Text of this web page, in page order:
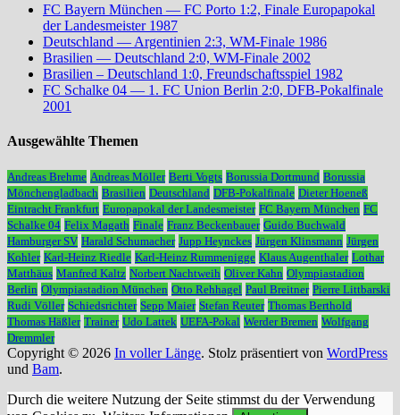
FC Bayern München — FC Porto 1:2, Finale Europapokal
der Landesmeister 1987
Deutschland — Argentinien 2:3, WM-Finale 1986
Brasilien — Deutschland 2:0, WM-Finale 2002
Brasilien – Deutschland 1:0, Freundschaftsspiel 1982
FC Schalke 04 — 1. FC Union Berlin 2:0, DFB-Pokalfinale
2001
Ausgewählte Themen
Andreas Brehme Andreas Möller Berti Vogts Borussia Dortmund Borussia
Mönchengladbach Brasilien Deutschland DFB-Pokalfinale Dieter Hoeneß
Eintracht Frankfurt Europapokal der Landesmeister FC Bayern München FC
Schalke 04 Felix Magath Finale Franz Beckenbauer Guido Buchwald
Hamburger SV Harald Schumacher Jupp Heynckes Jürgen Klinsmann Jürgen
Kohler Karl-Heinz Riedle Karl-Heinz Rummenigge Klaus Augenthaler Lothar
Matthäus Manfred Kaltz Norbert Nachtweih Oliver Kahn Olympiastadion
Berlin Olympiastadion München Otto Rehhagel Paul Breitner Pierre Littbarski
Rudi Völler Schiedsrichter Sepp Maier Stefan Reuter Thomas Berthold
Thomas Häßler Trainer Udo Lattek UEFA-Pokal Werder Bremen Wolfgang
Dremmler
Copyright © 2026 In voller Länge. Stolz präsentiert von WordPress
und Bam.
Durch die weitere Nutzung der Seite stimmst du der Verwendung